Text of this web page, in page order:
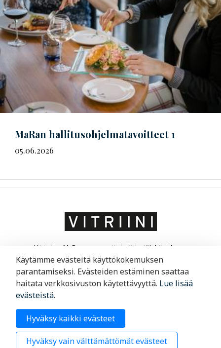
MaRan hal­li­tus­oh­jel­ma­ta­voit­teet 1
05.06.2026
Vitriini on MaRa ry:n ammatti- ja järjestölehti, joka on
suunnattu matkailu- ja ravintola-alan yrittäjille ja
liikkeenjohdolle. Vitriini kertoo yrityksistä ja niiden
toimintaympäristöstä.
09 6220 200
Käytämme evästeitä käyttökokemuksen
parantamiseksi. Evästeiden estäminen saattaa
haitata verkkosivuston käytettävyyttä. Lue lisää
evästeistä.
Hyväksy kaikki evästeet
Hyväksy vain välttämättömät evästeet